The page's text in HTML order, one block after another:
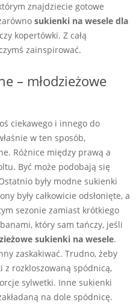
znajdziecie gotowe
sukienki na wesele dla
kopertówki. Z całą
zainspirować.
– młodzieżowe
ciekawego i innego do
w ten sposób,
Różnice między prawą a
Być może podobają się
były modne sukienki
były całkowicie odsłonięte, a
sezonie zamiast krótkiego
który sam tańczy, jeśli
sukienki na wesele.
zaskakiwać. Trudno, żeby
z rozkloszowaną spódnicą,
sylwetki. Inne sukienki
na dole spódnicę.